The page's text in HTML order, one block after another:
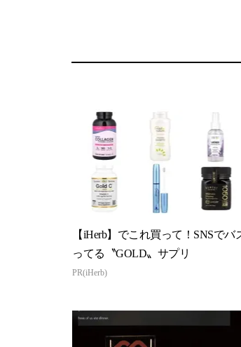
【iHerb】でこれ買って！SNSでバ
ってる〝GOLD〟サプリ
PR(iHerb)